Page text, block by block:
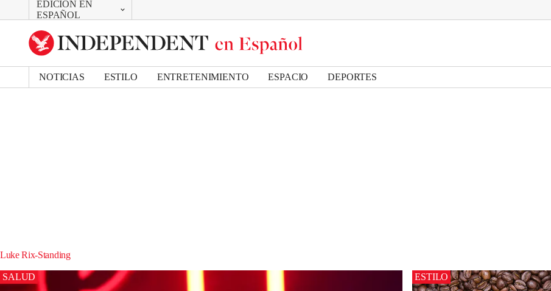
EDICIÓN EN
ESPAÑOL
CAMBIAR
UK Edition
US Edition
NOTICIAS ESTILO ENTRETENIMIENTO ESPACIO DEPORTES
Luke Rix-Standing
SALUD ESTILO